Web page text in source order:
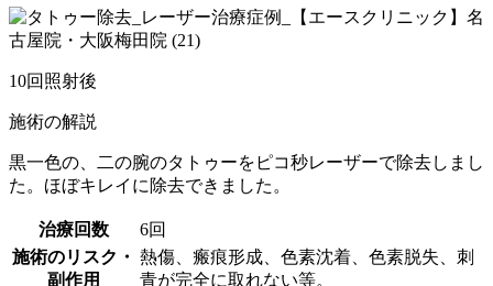
10回照射後
施術の解説
黒一色の、二の腕のタトゥーをピコ秒レーザーで除去しまし
た。ほぼキレイに除去できました。
治療回数
6回
施術のリスク・
副作用
熱傷、瘢痕形成、色素沈着、色素脱失、刺
青が完全に取れない等。